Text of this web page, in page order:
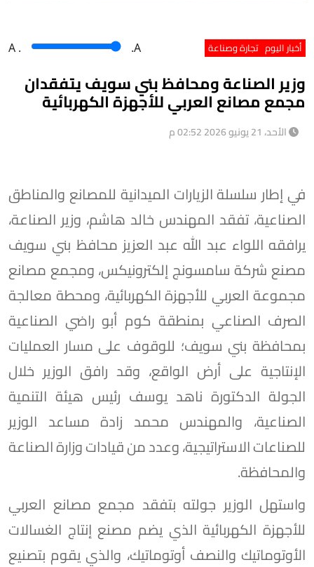
أخبار اليوم تجارة وصناعة A . .A
وزير الصناعة ومحافظ بني سويف يتفقدان
مجمع مصانع العربي للأجهزة الكهربائية
الأحد، 21 يونيو 2026 02:52 م
في إطار سلسلة الزيارات الميدانية للمصانع والمناطق
الصناعية، تفقد المهندس خالد هاشم، وزير الصناعة،
يرافقه اللواء عبد الله عبد العزيز محافظ بني سويف
مصنع شركة سامسونج إلكترونيكس، ومجمع مصانع
مجموعة العربي للأجهزة الكهربائية، ومحطة معالجة
الصرف الصناعي بمنطقة كوم أبو راضي الصناعية
بمحافظة بني سويف؛ للوقوف على مسار العمليات
الإنتاجية على أرض الواقع، وقد رافق الوزير خلال
الجولة الدكتورة ناهد يوسف رئيس هيئة التنمية
الصناعية، والمهندس محمد زادة مساعد الوزير
للصناعات الاستراتيجية، وعدد من قيادات وزارة الصناعة
والمحافظة.
واستهل الوزير جولته بتفقد مجمع مصانع العربي
للأجهزة الكهربائية الذي يضم مصنع إنتاج الغسالات
الأوتوماتيك والنصف أوتوماتيك، والذي يقوم بتصنيع